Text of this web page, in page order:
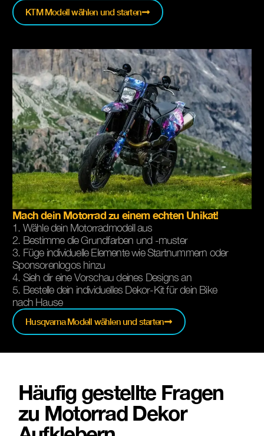
KTM Modell wählen und starten
Mach dein Motorrad zu einem echten Unikat!
1. Wähle dein Motorradmodell aus
2. Bestimme die Grundfarben und -muster
3. Füge individuelle Elemente wie Startnummern oder
Sponsorenlogos hinzu
4. Sieh dir eine Vorschau deines Designs an
5. Bestelle dein individuelles Dekor-Kit für dein Bike
nach Hause
Husqvarna Modell wählen und starten
Häufig gestellte Fragen
zu Motorrad Dekor